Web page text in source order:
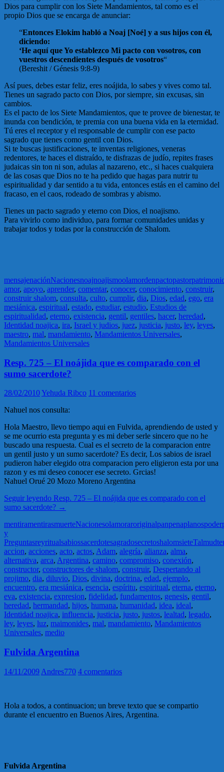
Dios para cumplir con los Siete Mandamientos, tal como es el
propio Dios que se encarga de anunciar:
“Entonces Elokim habló a Noaj [Noé] y a sus hijos con él,
diciendo:
‘He aquí que Yo establezco Mi pacto con vosotros, con
vuestros descendientes después de vosotros“
(Bereshit / Génesis 9:8-9)
Así pues, debes estar feliz, eres noájida, lo sabes y vives como tal.
Tienes un sagrado pacto con Dios, por siempre, sin excusas, sin
cambios.
Es el pacto de los Siete Mandamientos, que te provee de bienestar, te
inunda con bendición, te premia con una buena vida en la eternidad.
Tú eres el receptor y el responsable de cumplir con ese pacto
sagrado que tienes como gentil con Dios.
Si te buscas justificaciones, te inventas religiones, veneras
redentores, te haces el distraído, te disfrazas de judío, repites frases
judaicas sin ton ni son, adulas al nazareno, etc., si haces cualquiera
de las cosas que Dios no te ha pedido que hagas para nutrir tu
espiritualidad y dar sentido a tu vida, entonces estás en el camino del
fracaso, en el caos, rodeado de sombras y abismo.
Tienes un pacto sagrado y eterno con Dios, el noajismo.
Para vivirlo como individuo, para formar comunidades unidas y
trabajar todos y todas por la construcción de Shalom.
mensajenaciónNacionesnoajnoajismoolamordenpactopastor
amor, apoyo, aprender, comentar, conocer, conocimiento, construir,
construir shalom, consulta, culto, cumplir, dia, Dios, edad, ego, era
mesiánica, espiritual, estado, estudiar, estudio, Estudios de
espiritualidad, eterno, existencia, gentil, gentiles, hacer, heredad,
Identidad noajica, ira, Israel y judios, juez, justicia, justo, ley, leyes,
maestro, mal, mandamiento, Mandamientos Universales,
Mandamientos Universales
Resp. 725 – El noájida que es comparado con el
sumo sacerdote?
28/02/2010Yehuda Ribco 11 comentarios
Nahuel nos consulta:
Hola Maestro, llevo tiempo aqui en Fulvida, aprendiendo de usted y
se me ocurrio esta pregunta y es mi deber serle sincero que no he
buscado una respuesta. Cual es el secreto de la comparacion entre
un gentil justo y un sumo sacerdote? Es decir, Los sabios de israel
pudieron haber elegido otra comparacion pero eligieron esta por una
razon y es mi deseo conocer ese secreto. Grcias!
Nahuel Orué 20 Mozo Moreno Argentina
Seguir leyendo Resp. 725 – El noájida que es comparado con el
sumo sacerdote? →
mentiramentirasmuerteNacionesolamoraroriginalpanpenaplanospoder
y
PreguntasreyritualsabiossacerdotesagradosecretoshalomsieteTalmud
accion, acciones, acto, actos, Adam, alegría, alianza, alma,
alternativa, arca, Argentina, camino, compromiso, conexión,
constructor, constructores de shalom, construir, Despertando al
projimo, dia, diluvio, Dios, divina, doctrina, edad, ejemplo,
encuentro, era mesiánica, esencia, espíritu, espiritual, eterna, eterno,
eva, existencia, expresion, fidelidad, fundamentos, genesis, gentil,
heredad, hermandad, hijos, humana, humanidad, idea, ideal,
Identidad noajica, influencia, justicia, justo, justos, lealtad, legado,
ley, leyes, luz, maimonides, mal, mandamiento, Mandamientos
Universales, medio
Fulvida Argentina
14/11/2009 Andres770 4 comentarios
Hola a todos, a continuacion; un breve texto que se compartio
durante el encuentro en Buenos Aires, Argentina.
Fulvida Argentina